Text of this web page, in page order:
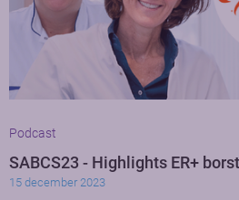
Podcast
SABCS23 - Highlights ER+
15 december 2023